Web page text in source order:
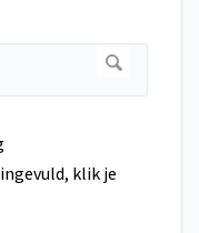
klik je